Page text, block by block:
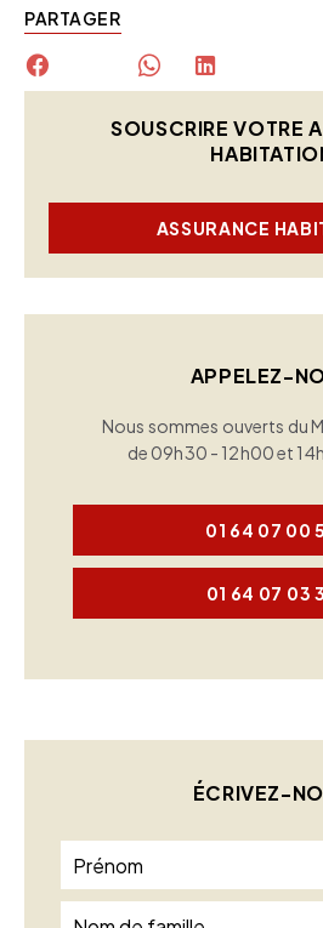
PARTAGER
SOUSCRIRE VOTRE
ASSURANCE
APPELEZ-
Nous sommes ouverts du
de 09h30 - 12h00 et
01 64 07 00
01 64 07 03
ÉCRIVEZ-